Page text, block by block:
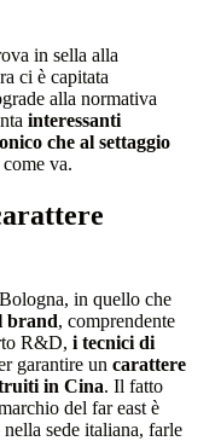
in sella alla
ci è capitata
alla normativa
interessanti
che al settaggio
va.
in quello che
brand, comprendente
R&D, i tecnici di
garantire un carattere
in Cina. Il fatto
del far east è
sede italiana, farle